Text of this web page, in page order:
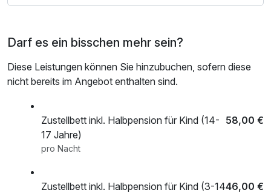
Darf es ein bisschen mehr sein?
Diese Leistungen können Sie hinzubuchen, sofern diese
nicht bereits im Angebot enthalten sind.
Zustellbett inkl. Halbpension für Kind (14-
17 Jahre)
58,00 €
pro Nacht
Zustellbett inkl. Halbpension für Kind (3-1446,00 €